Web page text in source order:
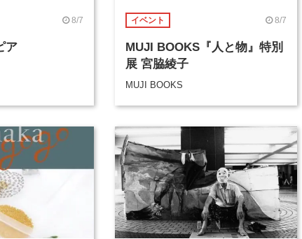
8/7
ア
イベント 8/7
MUJI BOOKS『人と物』特別
展 宮脇綾子
MUJI BOOKS